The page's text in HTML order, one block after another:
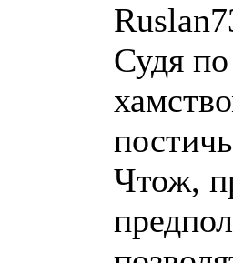
Судя
Чтож,